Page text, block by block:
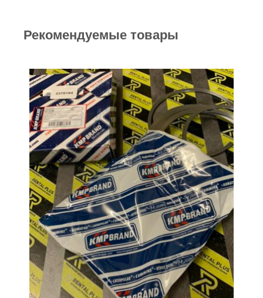
Рекомендуемые товары